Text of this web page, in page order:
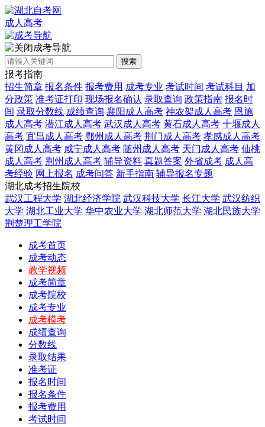
成人高考
成考导航
搜索
报考指南
招生简章 报名条件 报考费用 成考专业 考试时间 考试科目 加
分政策 准考证打印 现场报名确认 录取查询 政策指南 报名时
间 录取分数线 成绩查询 襄阳成人高考 神农架成人高考 恩施
成人高考 潜江成人高考 武汉成人高考 黄石成人高考 十堰成人
高考 宜昌成人高考 鄂州成人高考 荆门成人高考 孝感成人高考
黄冈成人高考 咸宁成人高考 随州成人高考 天门成人高考 仙桃
成人高考 荆州成人高考 辅导资料 真题答案 外省成考 成人高
考经验 网上报名 成考问答 新手指南 辅导报名专题
湖北成考招生院校
武汉工程大学 湖北经济学院 武汉科技大学 长江大学 武汉纺织
大学 湖北工业大学 华中农业大学 湖北师范大学 湖北民族大学
荆楚理工学院
成考首页
成考动态
教学视频
成考简章
成考院校
成考专业
成考模考
成绩查询
分数线
录取结果
准考证
报名时间
报名条件
报考费用
考试时间